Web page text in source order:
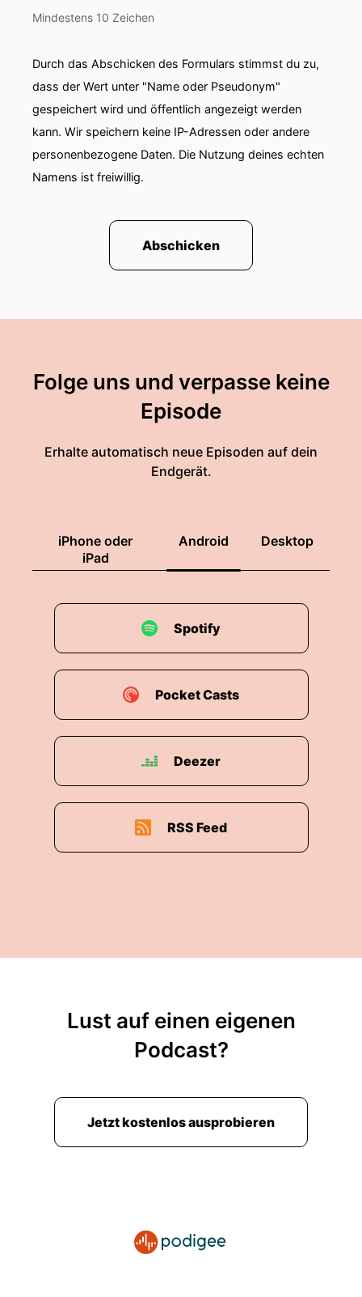
Mindestens 10 Zeichen
Durch das Abschicken des Formulars stimmst du zu,
dass der Wert unter "Name oder Pseudonym"
gespeichert wird und öffentlich angezeigt werden
kann. Wir speichern keine IP-Adressen oder andere
personenbezogene Daten. Die Nutzung deines echten
Namens ist freiwillig.
Abschicken
Folge uns und verpasse keine
Episode
Erhalte automatisch neue Episoden auf dein
Endgerät.
iPhone oder
iPad
Android Desktop
Spotify
Pocket Casts
Deezer
RSS Feed
Lust auf einen eigenen
Podcast?
Jetzt kostenlos ausprobieren